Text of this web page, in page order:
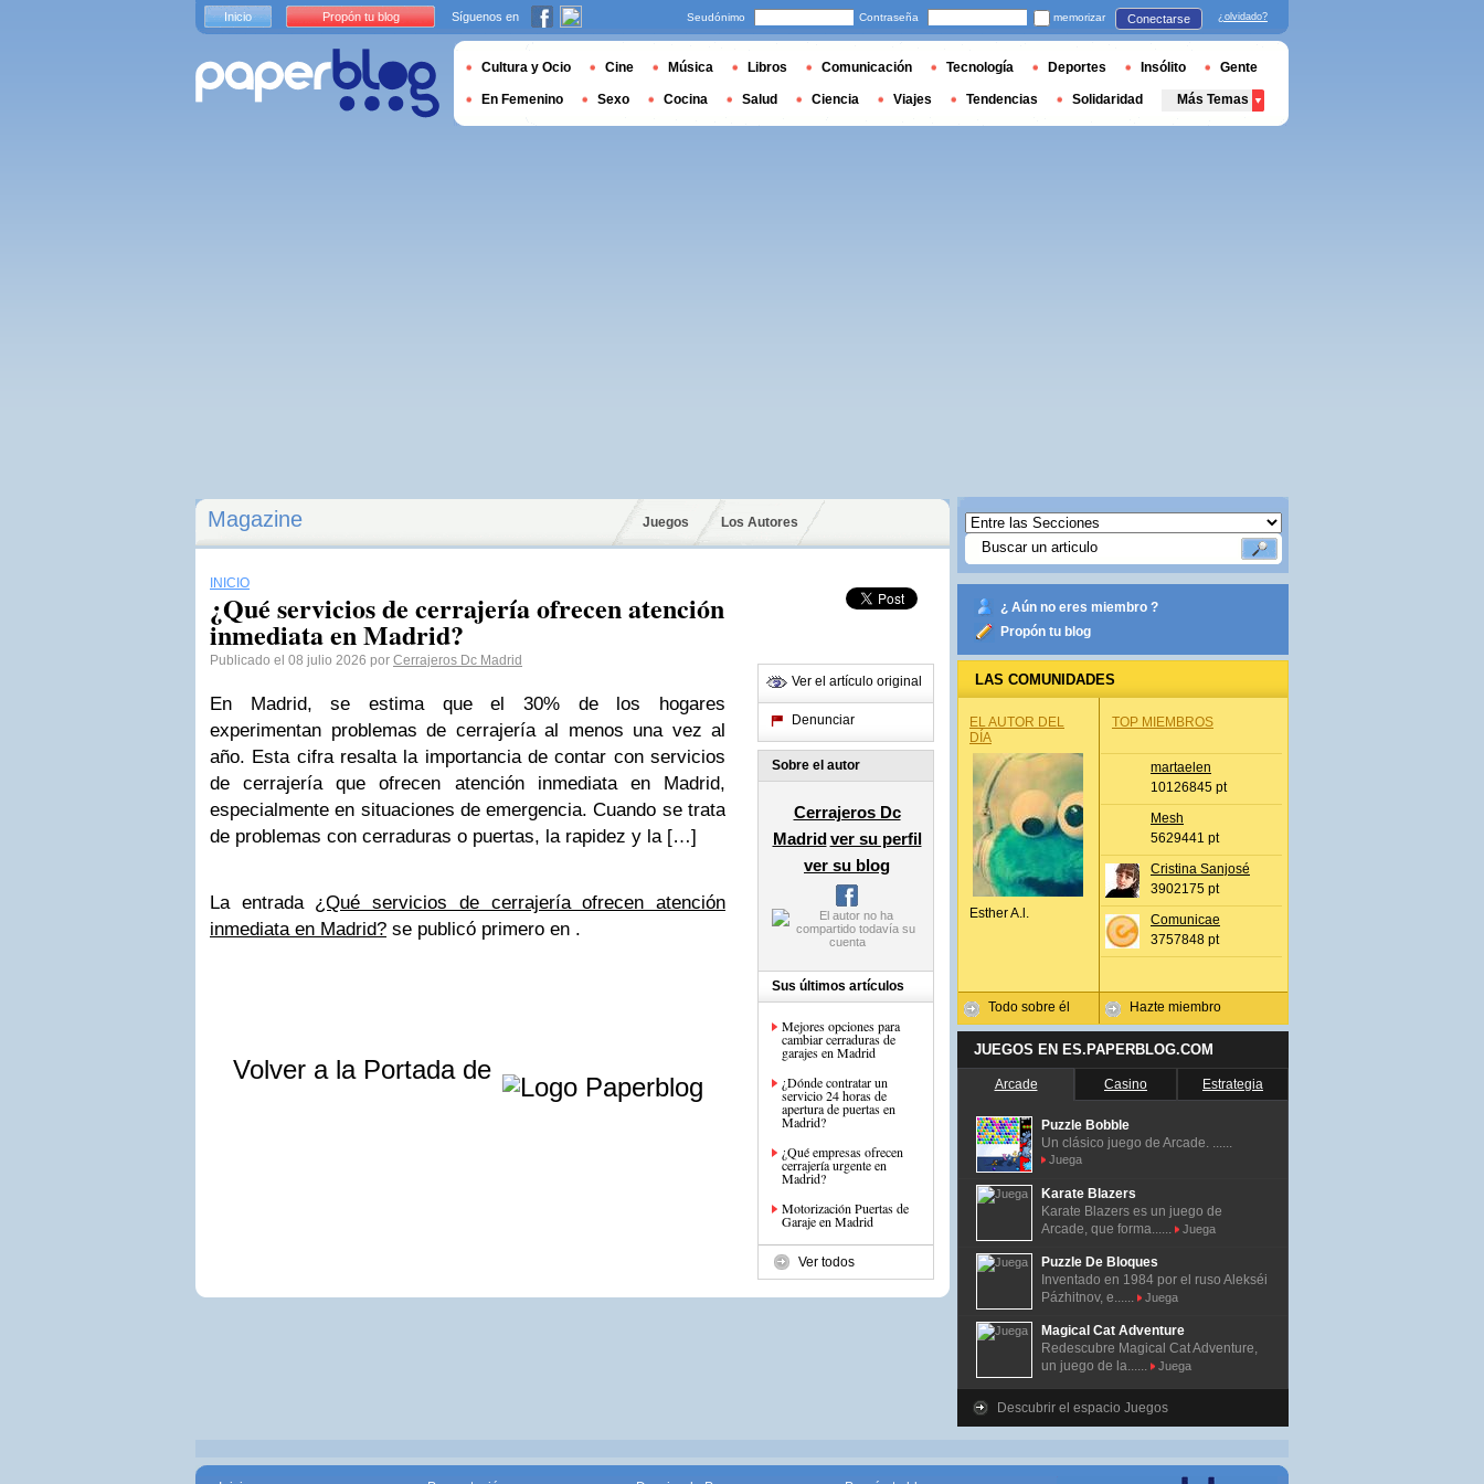
Magazine Juegos Los Autores
INICIO
¿Qué servicios de cerrajería ofrecen atención
inmediata en Madrid?
Publicado el 08 julio 2026 por Cerrajeros Dc Madrid
En Madrid, se estima que el 30% de los hogares
experimentan problemas de cerrajería al menos una vez al
año. Esta cifra resalta la importancia de contar con servicios
de cerrajería que ofrecen atención inmediata en Madrid,
especialmente en situaciones de emergencia. Cuando se trata
de problemas con cerraduras o puertas, la rapidez y la […]
La entrada ¿Qué servicios de cerrajería ofrecen atención
inmediata en Madrid? se publicó primero en .
Volver a la Portada de
Ver el artículo original
Denunciar
Sobre el autor
Cerrajeros Dc
Madrid ver su perfil
ver su blog
Sus últimos artículos
Mejores opciones para
cambiar cerraduras de
garajes en Madrid
¿Dónde contratar un
servicio 24 horas de
apertura de puertas en
Madrid?
¿Qué empresas ofrecen
cerrajería urgente en
Madrid?
Motorización Puertas de
Garaje en Madrid
Ver todos
¿ Aún no eres miembro ?
Propón tu blog
LAS COMUNIDADES
EL AUTOR DEL
DÍA
Esther A.l.
Todo sobre él
TOP MIEMBROS
martaelen
10126845 pt
Mesh
5629441 pt
Cristina Sanjosé
3902175 pt
Comunicae
3757848 pt
Hazte miembro
JUEGOS EN ES.PAPERBLOG.COM
Arcade Casino Estrategia
Puzzle Bobble
Un clásico juego de Arcade. ......
Juega
Karate Blazers
Karate Blazers es un juego de
Arcade, que forma......
Juega
Puzzle De Bloques
Inventado en 1984 por el ruso Alekséi
Pázhitnov, e......
Juega
Magical Cat Adventure
Redescubre Magical Cat Adventure,
un juego de la......
Juega
Descubrir el espacio Juegos
Inicio Propón tu blog Síguenos en Seudónimo Contraseña memorizar Conectarse ¿olvidado?
Cultura y Ocio Cine Música Libros Comunicación Tecnología Deportes Insólito Gente
En Femenino Sexo Cocina Salud Ciencia Viajes Tendencias Solidaridad Más Temas